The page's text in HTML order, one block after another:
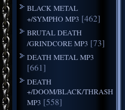
BLACK METAL
+/SYMPHO MP3 [462]
BRUTAL DEATH
/GRINDCORE MP3 [73]
DEATH METAL MP3
[661]
DEATH
+/DOOM/BLACK/THRASH
MP3 [558]